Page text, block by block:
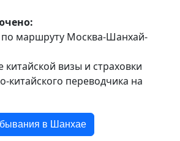
маршруту Москва-Шанхай-
визы и страховки
китайского переводчика на
в Шанхае